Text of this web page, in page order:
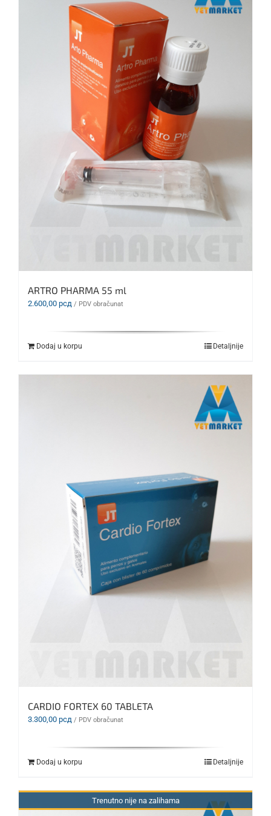
ARTRO PHARMA 55 ml
2.600,00 рсд / PDV obračunat
Dodaj u korpu Detaljnije
CARDIO FORTEX 60 TABLETA
3.300,00 рсд / PDV obračunat
Dodaj u korpu Detaljnije
Trenutno nije na zalihama